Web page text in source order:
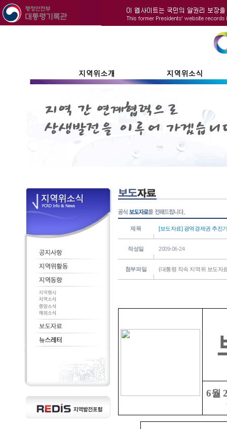
제목 [보도자료] 광역경제권 추진
작성일 2009-06-24
첨부파일 (대통령 직속 지역위 보도자
6월